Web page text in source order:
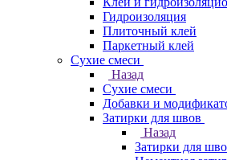
Гидроизоляция
Плиточный клей
Паркетный клей
Сухие смеси
Назад
Сухие смеси
Добавки и
Затирки для швов
Назад
Затирки для